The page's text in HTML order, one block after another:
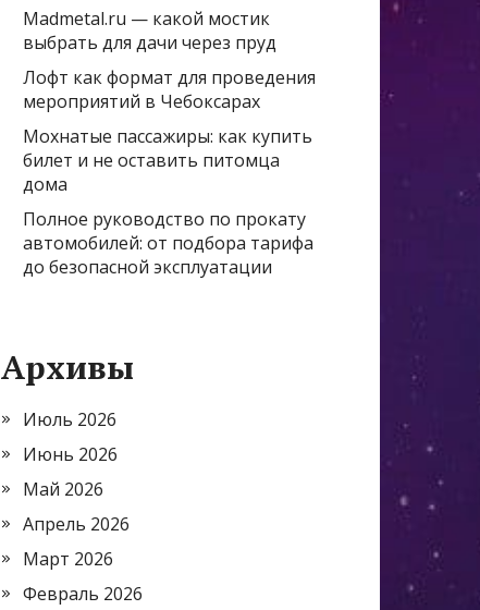
Madmetal.ru — какой мостик
выбрать для дачи через пруд
Лофт как формат для проведения
мероприятий в Чебоксарах
Мохнатые пассажиры: как купить
билет и не оставить питомца
дома
Полное руководство по прокату
автомобилей: от подбора тарифа
до безопасной эксплуатации
Архивы
Июль 2026
Июнь 2026
Май 2026
Апрель 2026
Март 2026
Февраль 2026